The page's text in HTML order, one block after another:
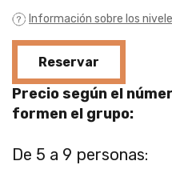
Información sobre los
Reservar
Precio según el
formen el grupo:
De 5 a 9 personas: